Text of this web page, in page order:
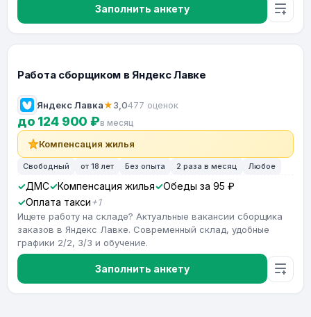
Заполнить анкету
Работа сборщиком в Яндекс Лавке
Яндекс Лавка★3,0477 оценок
до 124 900 ₽в месяц
Компенсация жилья
Свободный от 18 лет Без опыта 2 раза в месяц Любое
ДМС Компенсация жилья
Обеды за 95 ₽
Оплата такси +1
Ищете работу на складе? Актуальные вакансии сборщика
заказов в Яндекс Лавке. Современный склад, удобные
графики 2/2, 3/3 и обучение.
Заполнить анкету